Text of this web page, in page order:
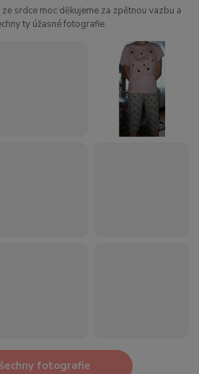
srdce moc děkujeme za zpětnou vazbu a
ty úžasné fotografie.
fotografie